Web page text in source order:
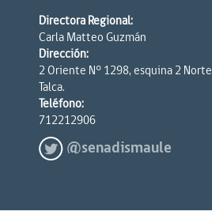
Directora Regional:
Carla Matteo Guzmán
Dirección:
2 Oriente N° 1298, esquina 2 Norte
Talca.
Teléfono:
712212906
@senadismaule